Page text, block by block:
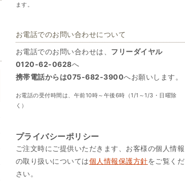
ます。
お電話でのお問い合わせについて
お電話でのお問い合わせは、 フリーダイヤル
0120-62-0628へ
携帯電話からは075-682-3900へお願いします。
お電話の受付時間は、午前10時～午後6時（1/1～1/3・日曜除
く）
プライバシーポリシー
ご注文時にご提供いただきます、お客様の個人情報
の取り扱いについては個人情報保護方針をご覧くだ
さい。